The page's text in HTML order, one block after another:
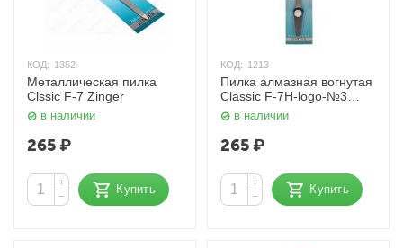
КОД: 1352
Металлическая пилка
Clssic F-7 Zinger
в наличии
265₽
+
−
Купить
КОД: 1213
Пилка алмазная вогнутая
Classic F-7H-logo-№3
Zinger
в наличии
265₽
+
−
Купить